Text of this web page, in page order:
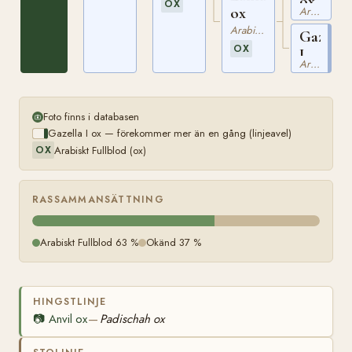
OX
ox
Arabiskt Fullblod
OX
Arabiskt Fullblod
Gazella
I
oxArabiskt Fullblod
Foto finns i databasen
Gazella I ox — förekommer mer än en gång (linjeavel)
OX Arabiskt Fullblod (ox)
RASSAMMANSÄTTNING
Arabiskt Fullblod 63 % Okänd 37 %
HINGSTLINJE
📷 Anvil ox— Padischah ox